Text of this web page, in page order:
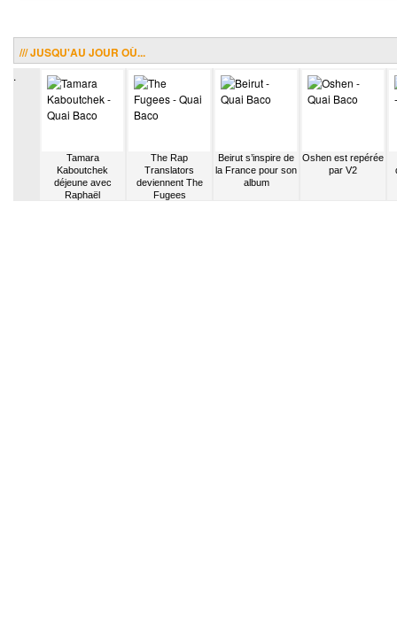
/// JUSQU'AU JOUR OÙ...
.
Tamara
Kaboutchek
déjeune avec
Raphaël
The Rap
Translators
deviennent The
Fugees
Beirut s’inspire de
la France pour son
album
Oshen est repérée
par V2